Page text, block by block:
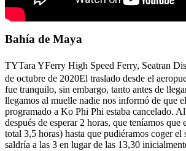
Bahía de Maya
TYTara YFerry High Speed Ferry, Seatran
de octubre de 2020El traslado desde el
fue tranquilo, sin embargo, tanto antes de
llegamos al muelle nadie nos informó de que
programado a Ko Phi Phi estaba cancelado.
después de esperar 2 horas, que teníamos que
total 3,5 horas) hasta que pudiéramos coger
saldría a las 3 en lugar de las 13,30